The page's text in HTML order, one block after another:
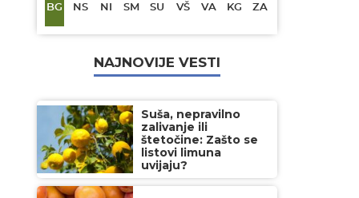
BG NS NI SM SU VŠ VA KG ZA
NAJNOVIJE VESTI
Suša, nepravilno
zalivanje ili
štetočine: Zašto se
listovi limuna
uvijaju?